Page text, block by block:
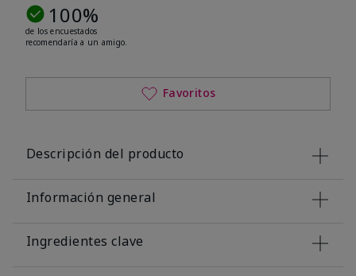
100%
de los encuestados
recomendaría a un amigo.
Favoritos
Descripción del producto
Información general
Ingredientes clave